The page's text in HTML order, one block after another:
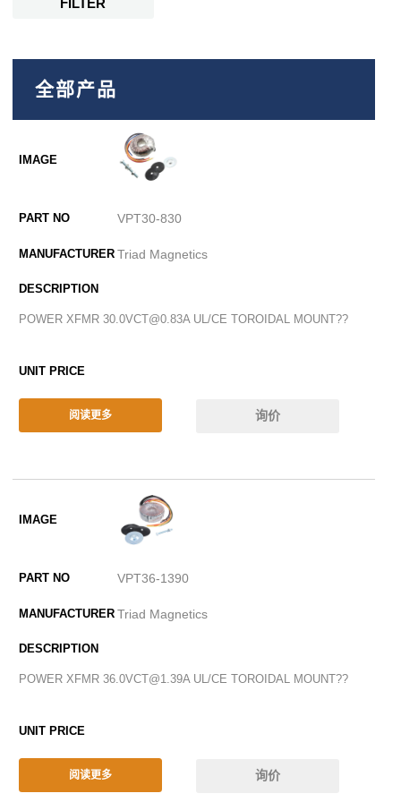
全部产品
VPT30-830
Triad Magnetics
POWER XFMR 30.0VCT@0.83A UL/CE TOROIDAL MOUNT??
阅读更多 询价
VPT36-1390
Triad Magnetics
POWER XFMR 36.0VCT@1.39A UL/CE TOROIDAL MOUNT??
阅读更多 询价